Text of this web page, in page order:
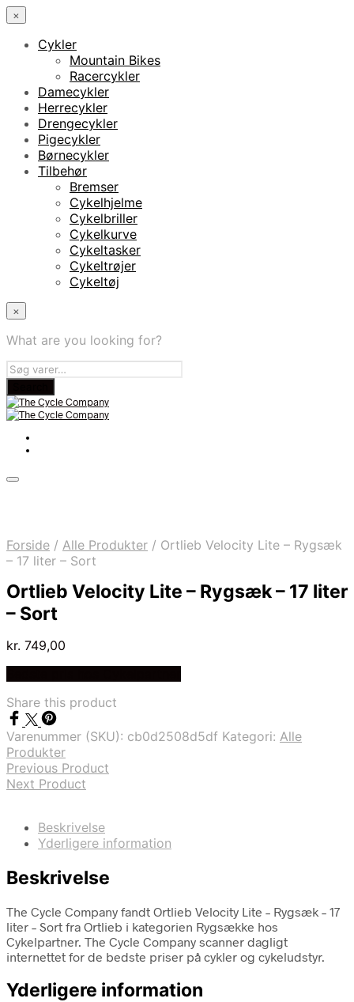
×
Cykler
Mountain Bikes
Racercykler
Damecykler
Herrecykler
Drengecykler
Pigecykler
Børnecykler
Tilbehør
Bremser
Cykelhjelme
Cykelbriller
Cykelkurve
Cykeltasker
Cykeltrøjer
Cykeltøj
×
What are you looking for?
Forside / Alle Produkter / Ortlieb Velocity Lite – Rygsæk
– 17 liter – Sort
Ortlieb Velocity Lite – Rygsæk – 17 liter
– Sort
kr. 749,00
Share this product
Varenummer (SKU): cb0d2508d5df Kategori: Alle
Produkter
Previous Product
Next Product
Beskrivelse
Yderligere information
Beskrivelse
The Cycle Company fandt Ortlieb Velocity Lite – Rygsæk – 17
liter – Sort fra Ortlieb i kategorien Rygsække hos
Cykelpartner. The Cycle Company scanner dagligt
internettet for de bedste priser på cykler og cykeludstyr.
Yderligere information